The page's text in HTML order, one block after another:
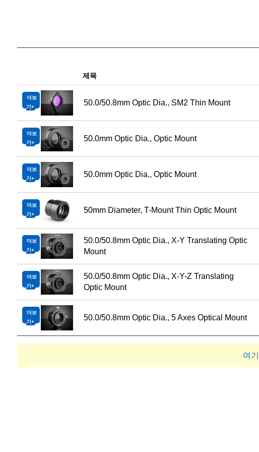
제목
더보
기
50.0/50.8mm Optic Dia., SM2 Thin Mount
더보
기
50.0mm Optic Dia., Optic Mount
더보
기
50.0mm Optic Dia., Optic Mount
더보
기
50mm Diameter, T-Mount Thin Optic Mount
더보
기
50.0/50.8mm Optic Dia., X-Y Translating Optic
Mount
더보
기
50.0/50.8mm Optic Dia., X-Y-Z Translating
Optic Mount
더보
기
50.0/50.8mm Optic Dia., 5 Axes Optical Mount
여기